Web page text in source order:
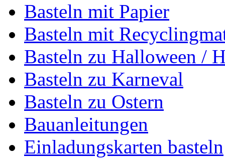
Basteln mit Papier
Basteln mit
Basteln zu Halloween /
Basteln zu Karneval
Basteln zu Ostern
Bauanleitungen
Einladungskarten basteln